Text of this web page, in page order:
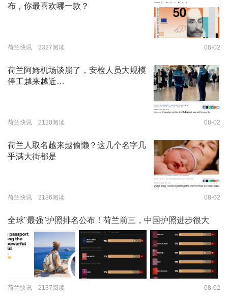
布，你最喜欢哪一款？
荷兰快讯 2327阅读 08-02
荷兰阿姆机场谈崩了，安检人员大规模
停工越来越近…
荷兰快讯 2120阅读 08-02
荷兰人取名越来越偷懒？这几个名字几
乎满大街都是
荷兰快讯 2186阅读 08-02
全球"最强"护照排名公布！荷兰前三，中国护照进步很大
荷兰快讯 2137阅读 08-02